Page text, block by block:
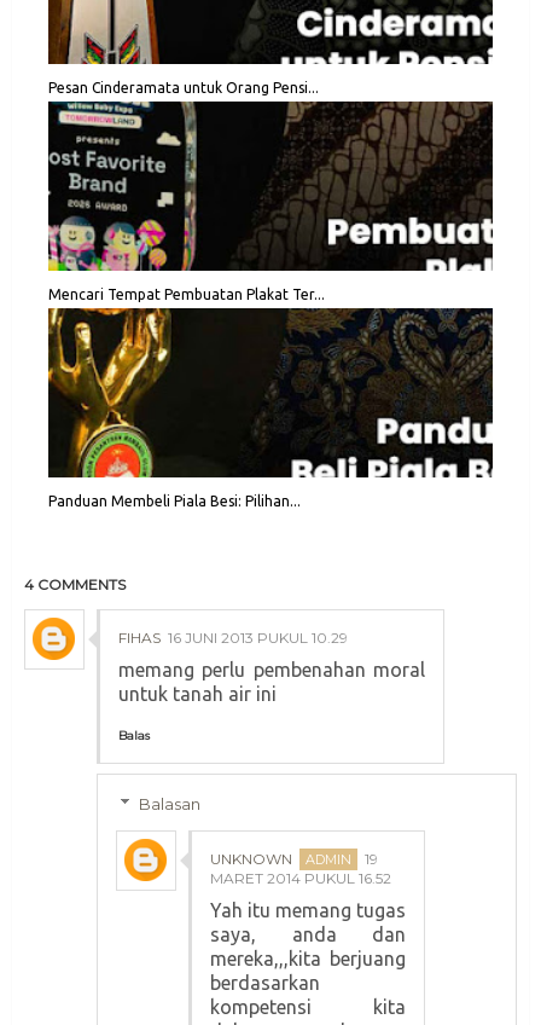
Pesan Cinderamata untuk Orang Pensi...
Mencari Tempat Pembuatan Plakat Ter...
Panduan Membeli Piala Besi: Pilihan...
4 COMMENTS
FIHAS 16 JUNI 2013 PUKUL 10.29
memang perlu pembenahan moral
untuk tanah air ini
Balas
Balasan
UNKNOWN
19
MARET 2014 PUKUL 16.52
Yah itu memang tugas
saya, anda dan
mereka,,,kita berjuang
berdasarkan
kompetensi kita